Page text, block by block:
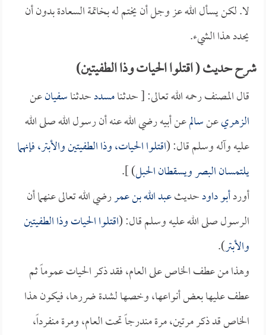
لا. لكن يسأل الله عز وجل أن يختم له بخاتمة السعادة بدون أن
يحدد هذا الشيء.
شرح حديث ( اقتلوا الحيات وذا الطفيتين)
قال المصنف رحمه الله تعالى: [ حدثنامسددحدثناسفيانعن
الزهريعنسالمعن أبيه رضي الله عنه أن رسول الله صلى الله
عليه وآله وسلم قال: (اقتلوا الحيات، وذا الطفيتين والأبتر، فإنهما
يلتمسان البصر ويسقطان الحبل) ].
أوردأبو داودحديثعبد الله بن عمررضي الله تعالى عنهما أن
الرسول صلى الله عليه وسلم قال: (اقتلوا الحيات وذا الطفيتين
والأبتر).
وهذا من عطف الخاص على العام، فقد ذكر الحيات عموماً ثم
عطف عليها بعض أنواعها، وخصها لشدة ضررها، فيكون هذا
الخاص قد ذكر مرتين، مرة مندرجاً تحت العام، ومرة منفرداً،